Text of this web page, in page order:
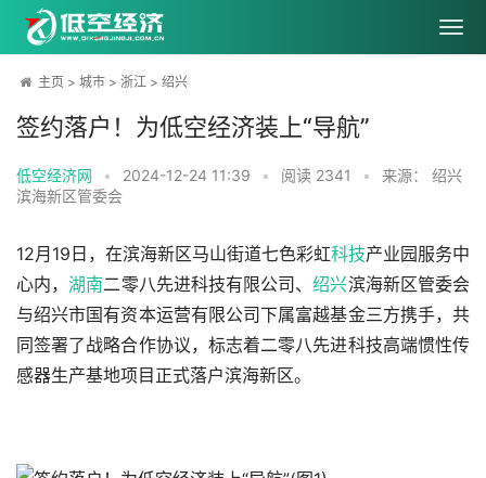
主页 > 城市 > 浙江 > 绍兴
签约落户！为低空经济装上“导航”
低空经济网 • 2024-12-24 11:39 • 阅读 2341 •
来源： 绍兴
滨海新区管委会
12月19日，在滨海新区马山街道七色彩虹科技产业园服务中
心内，湖南二零八先进科技有限公司、绍兴滨海新区管委会
与绍兴市国有资本运营有限公司下属富越基金三方携手，共
同签署了战略合作协议，标志着二零八先进科技高端惯性传
感器生产基地项目正式落户滨海新区。